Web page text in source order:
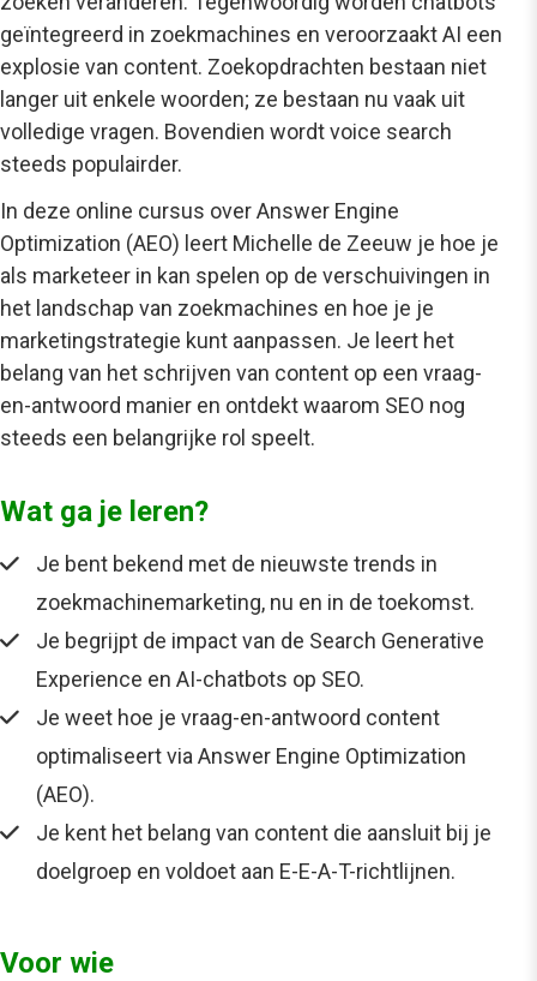
geïntegreerd in zoekmachines en veroorzaakt AI een
explosie van content. Zoekopdrachten bestaan niet
langer uit enkele woorden; ze bestaan nu vaak uit
volledige vragen. Bovendien wordt voice search
steeds populairder.
In deze online cursus over Answer Engine
Optimization (AEO) leert Michelle de Zeeuw je hoe je
als marketeer in kan spelen op de verschuivingen in
het landschap van zoekmachines en hoe je je
marketingstrategie kunt aanpassen. Je leert het
belang van het schrijven van content op een vraag-
en-antwoord manier en ontdekt waarom SEO nog
steeds een belangrijke rol speelt.
Wat ga je leren?
Je bent bekend met de nieuwste trends in
zoekmachinemarketing, nu en in de toekomst.
Je begrijpt de impact van de Search Generative
Experience en AI-chatbots op SEO.
Je weet hoe je vraag-en-antwoord content
optimaliseert via Answer Engine Optimization
(AEO).
Je kent het belang van content die aansluit bij je
doelgroep en voldoet aan E-E-A-T-richtlijnen.
Voor wie